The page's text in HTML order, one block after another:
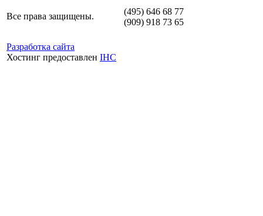
Все права защищены.
Разработка сайта
Хостинг предоставлен IHC
(495) 646 68 77
(909) 918 73 65